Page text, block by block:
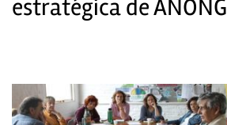
estratégica de ANONG